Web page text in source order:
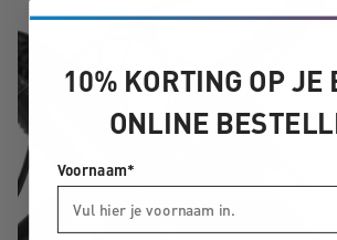
10% KORTING OP JE
ONLINE
Voornaam*